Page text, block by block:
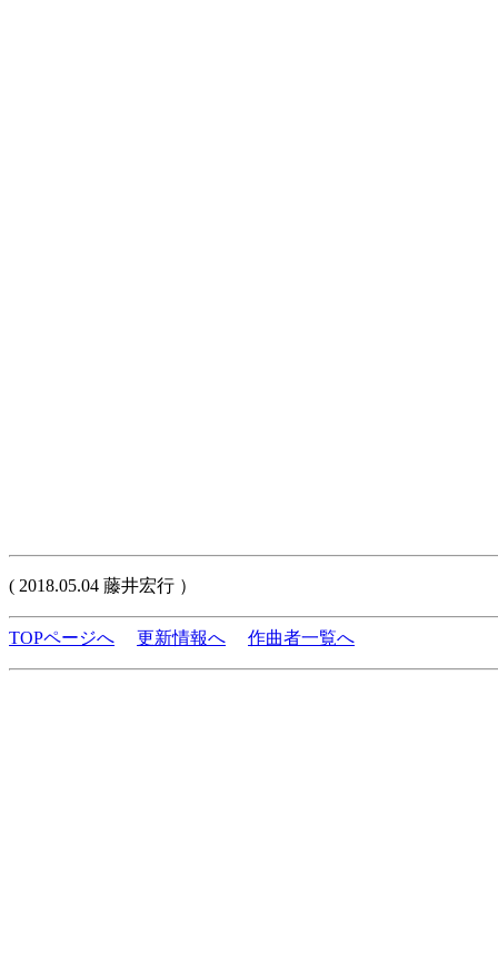
( 2018.05.04 藤井宏行 ）
TOPページへ 更新情報へ 作曲者一覧へ